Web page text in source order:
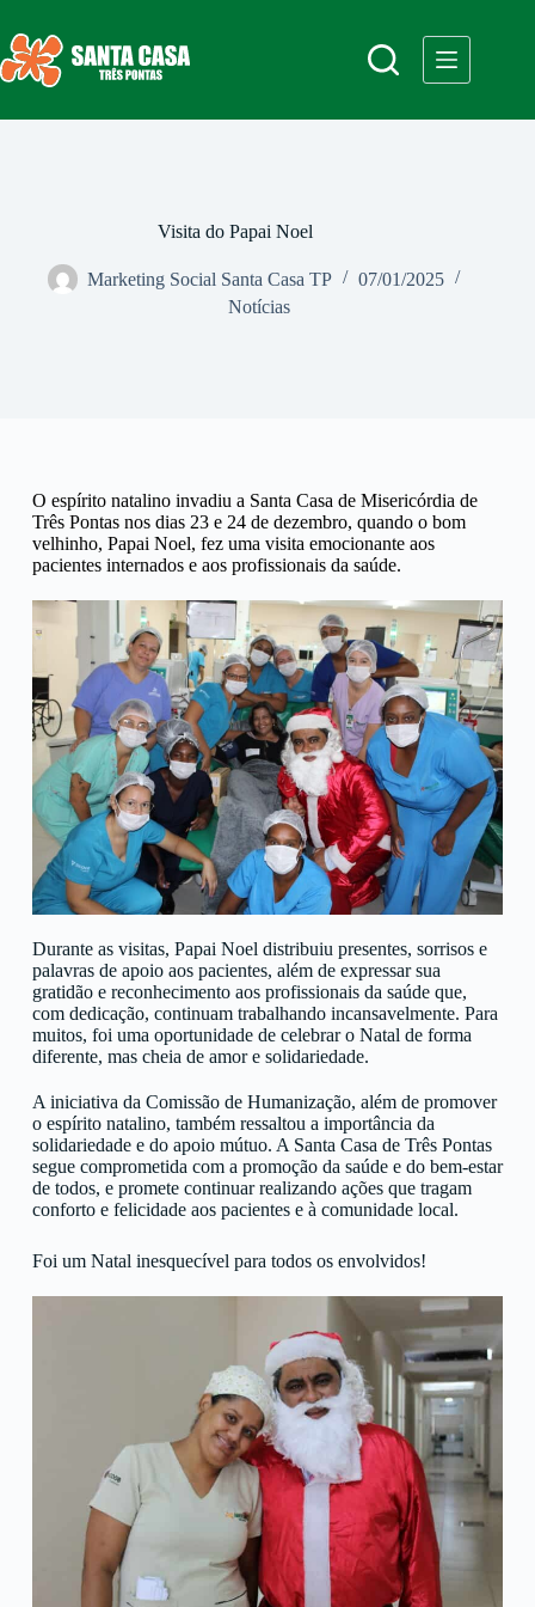
Visita do Papai Noel
Marketing Social Santa Casa TP
07/01/2025
Notícias
O espírito natalino invadiu a Santa Casa de Misericórdia de
Três Pontas nos dias 23 e 24 de dezembro, quando o bom
velhinho, Papai Noel, fez uma visita emocionante aos
pacientes internados e aos profissionais da saúde.
Durante as visitas, Papai Noel distribuiu presentes, sorrisos e
palavras de apoio aos pacientes, além de expressar sua
gratidão e reconhecimento aos profissionais da saúde que,
com dedicação, continuam trabalhando incansavelmente. Para
muitos, foi uma oportunidade de celebrar o Natal de forma
diferente, mas cheia de amor e solidariedade.
A iniciativa da Comissão de Humanização, além de promover
o espírito natalino, também ressaltou a importância da
solidariedade e do apoio mútuo. A Santa Casa de Três Pontas
segue comprometida com a promoção da saúde e do bem-estar
de todos, e promete continuar realizando ações que tragam
conforto e felicidade aos pacientes e à comunidade local.
Foi um Natal inesquecível para todos os envolvidos!